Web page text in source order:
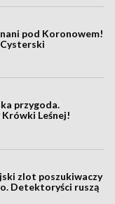
pod Koronowem!
przygoda.
Leśnej!
zlot poszukiwaczy
Detektoryści ruszą